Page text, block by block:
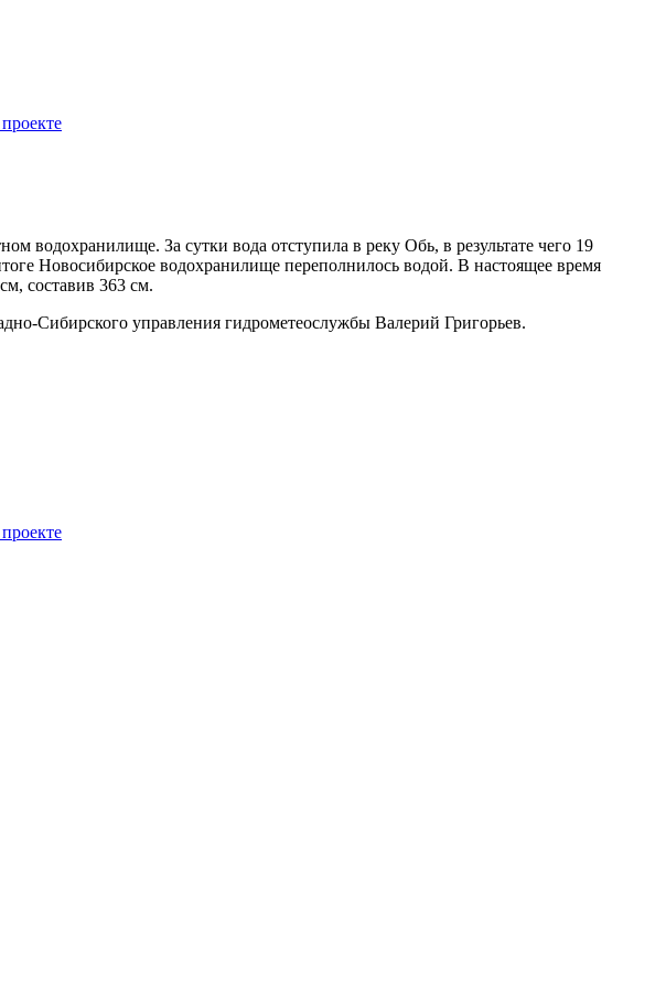
водохранилище. За сутки вода отступила в реку Обь, в результате чего 19
Новосибирское водохранилище переполнилось водой. В настоящее время
составив 363 см.
Сибирского управления гидрометеослужбы Валерий Григорьев.